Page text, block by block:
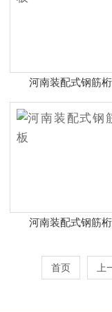
河南装配式钢筋
河南装配式钢筋
首页 上